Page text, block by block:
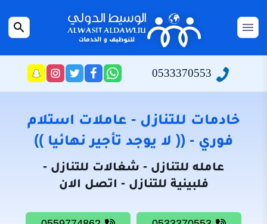
المحتوىالقائمة
الرئيسية
سياسة
من
نحن
خادمات
للتنازل
شغالات
بحث
0533370553
راسلنا
عبر
تابعنا
على
فيسبوك
تابعنا
على
تويتر
تابعنا
على
انستجرام
خادمات للتنازل - عاملات استلام
فوري - (( لا يوجد تأجير نهائيا ))
عامله للتنازل - شغالات للتنازل -
فلبينية للتنازل - اتصل الان